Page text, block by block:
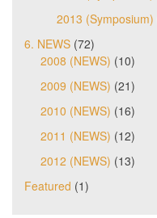
2013 (Symposium)
6. NEWS (72)
2008 (NEWS) (10)
2009 (NEWS) (21)
2010 (NEWS) (16)
2011 (NEWS) (12)
2012 (NEWS) (13)
Featured (1)